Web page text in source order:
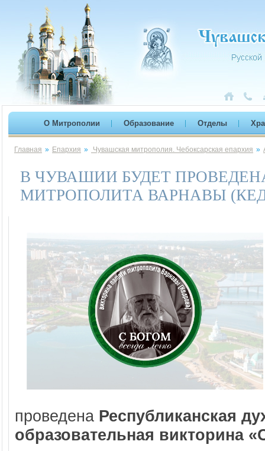
О Митрополии Образование Отделы
Главная » Епархия » Чувашская митрополия. Чебоксарская епархия »
В ЧУВАШИИ БУДЕТ
МИТРОПОЛИТА ВАРНАВЫ
проведена Республиканская
образовательная викторина